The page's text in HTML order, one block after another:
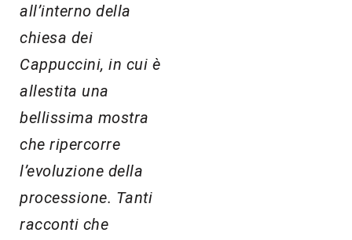
all’interno della
chiesa dei
Cappuccini, in cui è
allestita una
bellissima mostra
che ripercorre
l’evoluzione della
processione. Tanti
racconti che